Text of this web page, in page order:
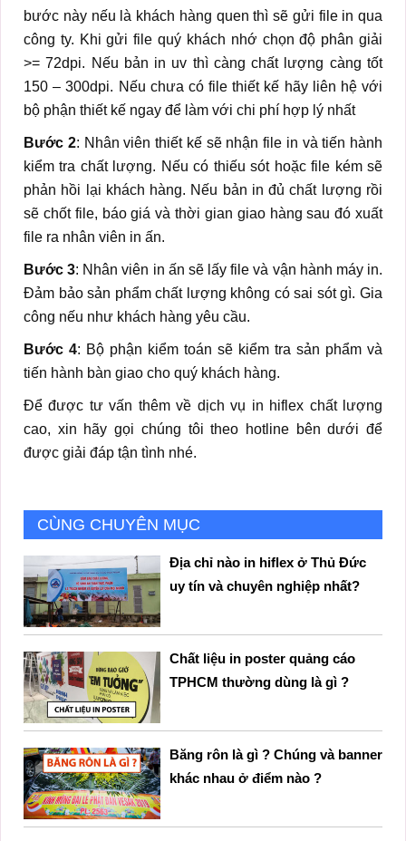
bước này nếu là khách hàng quen thì sẽ gửi file in qua
công ty. Khi gửi file quý khách nhớ chọn độ phân giải
>= 72dpi. Nếu bản in uv thì càng chất lượng càng tốt
150 – 300dpi. Nếu chưa có file thiết kế hãy liên hệ với
bộ phận thiết kế ngay để làm với chi phí hợp lý nhất
Bước 2: Nhân viên thiết kế sẽ nhận file in và tiến hành
kiểm tra chất lượng. Nếu có thiếu sót hoặc file kém sẽ
phản hồi lại khách hàng. Nếu bản in đủ chất lượng rồi
sẽ chốt file, báo giá và thời gian giao hàng sau đó xuất
file ra nhân viên in ấn.
Bước 3: Nhân viên in ấn sẽ lấy file và vận hành máy in.
Đảm bảo sản phẩm chất lượng không có sai sót gì. Gia
công nếu như khách hàng yêu cầu.
Bước 4: Bộ phận kiểm toán sẽ kiểm tra sản phẩm và
tiến hành bàn giao cho quý khách hàng.
Để được tư vấn thêm về dịch vụ in hiflex chất lượng
cao, xin hãy gọi chúng tôi theo hotline bên dưới để
được giải đáp tận tình nhé.
CÙNG CHUYÊN MỤC
Địa chỉ nào in hiflex ở Thủ Đức
uy tín và chuyên nghiệp nhất?
Chất liệu in poster quảng cáo
TPHCM thường dùng là gì ?
Băng rôn là gì ? Chúng và banner
khác nhau ở điểm nào ?